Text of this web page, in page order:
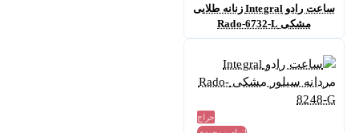
ساعت رادو Integral زنانه طلایی
مشکی Rado-6732-L
حراج